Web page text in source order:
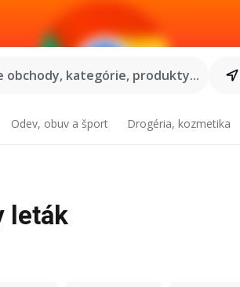
obchody, kategórie, produkty...
Odev, obuv a šport Drogéria, kozmetika
leták